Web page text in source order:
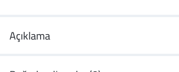
Açıklama